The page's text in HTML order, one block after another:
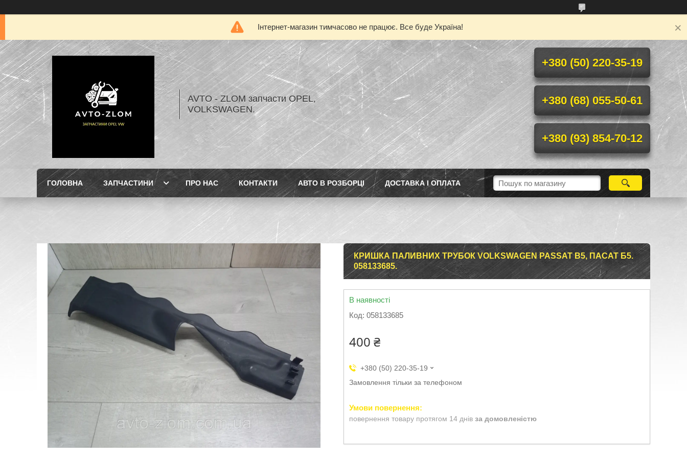
Інтернет-магазин тимчасово не працює. Все буде Україна!
AVTO - ZLOM запчасти OPEL,
VOLKSWAGEN.
+380 (50) 220-35-19
+380 (68) 055-50-61
+380 (93) 854-70-12
ГОЛОВНА ЗАПЧАСТИНИ ПРО НАС КОНТАКТИ АВТО В РОЗБОРЦІ ДОСТАВКА І ОПЛАТА
КРИШКА ПАЛИВНИХ ТРУБОК VOLKSWAGEN PASSAT B5, ПАСАТ Б5.
058133685.
В наявності
Код: 058133685
400 ₴
+380 (50) 220-35-19
Замовлення тільки за телефоном
повернення товару протягом 14 днів за домовленістю